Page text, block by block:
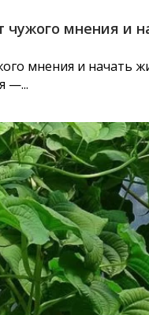
чужого мнения и
мнения и начать
—...